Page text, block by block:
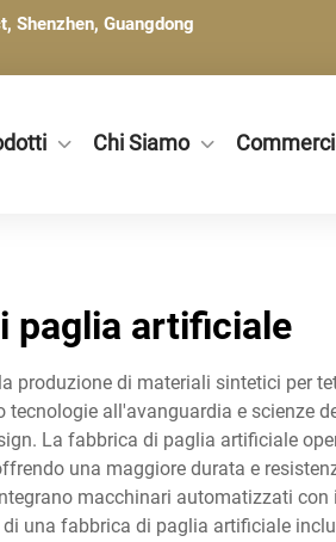
Shenzhen, Guangdong
Chi Siamo
paglia artificiale
di materiali sintetici per
all'avanguardia e scienze
La fabbrica di paglia artificiale
una maggiore durata e
macchinari automatizzati
una fabbrica di paglia artificiale